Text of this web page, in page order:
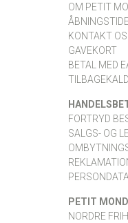
OM PETIT
KONTAKT OS
GAVEKORT
BETAL MED
FORTRYD
SALGS- OG
PETIT
NORDRE